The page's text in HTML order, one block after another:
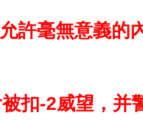
許毫無意義的
扣-2威望，并